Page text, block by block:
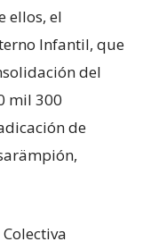
ellos, el
Infantil, que
del
mil 300
de